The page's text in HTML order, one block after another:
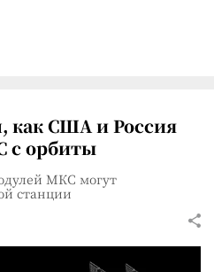
как США и Россия
с орбиты
МКС могут
станции